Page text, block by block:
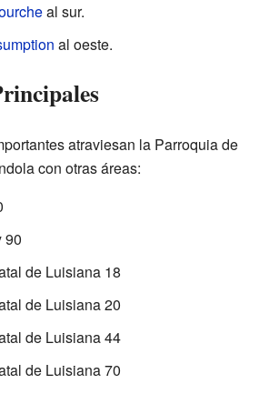
al sur.
al oeste.
atraviesan la Parroquia de
con otras áreas:
90
de Luisiana 18
de Luisiana 20
de Luisiana 44
de Luisiana 70